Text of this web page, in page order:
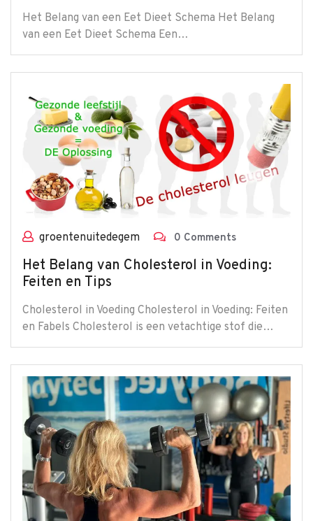
Het Belang van een Eet Dieet Schema Het Belang
van een Eet Dieet Schema Een…
groentenuitedegem 0 Comments
Het Belang van Cholesterol in Voeding:
Feiten en Tips
Cholesterol in Voeding Cholesterol in Voeding: Feiten
en Fabels Cholesterol is een vetachtige stof die…